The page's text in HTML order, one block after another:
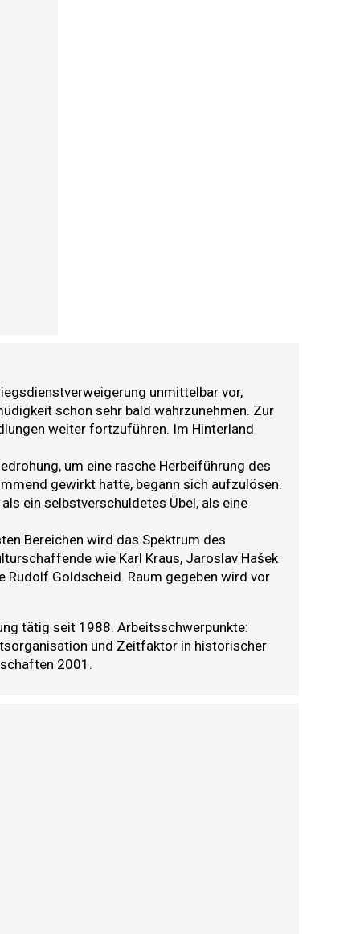
unmittelbar vor,
schon sehr bald wahrzunehmen. Zur
weiter fortzuführen. Im Hinterland
um eine rasche Herbeiführung des
gewirkt hatte, begann sich aufzulösen.
ein selbstverschuldetes Übel, als eine
Bereichen wird das Spektrum des
wie Karl Kraus, Jaroslav Hašek
Rudolf Goldscheid. Raum gegeben wird vor
tätig seit 1988. Arbeitsschwerpunkte:
und Zeitfaktor in historischer
2001.